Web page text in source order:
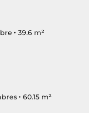
39.6 m²
60.15 m²